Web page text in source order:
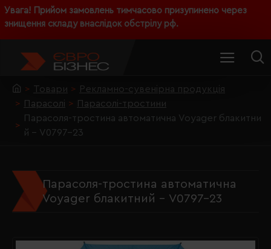
Увага! Прийом замовлень тимчасово призупинено через
знищення складу внаслідок обстрілу рф.
Товари
Рекламно-сувенірна продукція
Парасолі
Парасолі-тростини
Парасоля-тростина автоматична Voyager блакитни
й - V0797-23
Парасоля-тростина автоматична
Voyager блакитний - V0797-23